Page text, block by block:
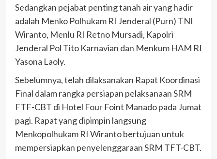
Sedangkan pejabat penting tanah air yang hadir
adalah Menko Polhukam RI Jenderal (Purn) TNI
Wiranto, Menlu RI Retno Mursadi, Kapolri
Jenderal Pol Tito Karnavian dan Menkum HAM RI
Yasona Laoly.
Sebelumnya, telah dilaksanakan Rapat Koordinasi
Final dalam rangka persiapan pelaksanaan SRM
FTF-CBT di Hotel Four Foint Manado pada Jumat
pagi. Rapat yang dipimpin langsung
Menkopolhukam RI Wiranto bertujuan untuk
mempersiapkan penyelenggaraan SRM TFT-CBT.